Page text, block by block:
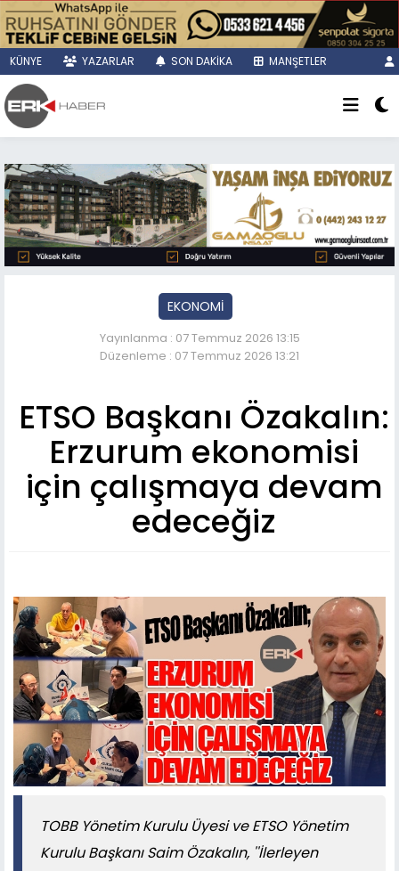
KÜNYE YAZARLAR SON DAKİKA MANŞETLER
EKONOMİ
Yayınlanma : 07 Temmuz 2026 13:15
Düzenleme : 07 Temmuz 2026 13:21
ETSO Başkanı Özakalın:
Erzurum ekonomisi
için çalışmaya devam
edeceğiz
TOBB Yönetim Kurulu Üyesi ve ETSO Yönetim
Kurulu Başkanı Saim Özakalın, ''İlerleyen